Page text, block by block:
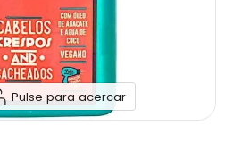
Pulse para acercar